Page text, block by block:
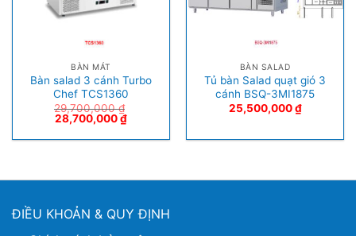
BÀN MÁT
Bàn salad 3 cánh Turbo
Chef TCS1360
29,700,000₫
28,700,000₫
BÀN SALAD
Tủ bàn Salad quạt gió 3
cánh BSQ-3MI1875
25,500,000₫
ĐIỀU KHOẢN & QUY ĐỊNH